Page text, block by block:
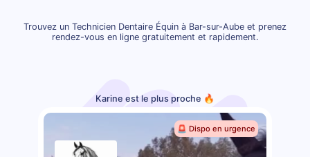
Trouvez un Technicien Dentaire Équin à Bar-sur-Aube et prenez
rendez-vous en ligne gratuitement et rapidement.
Karine est le plus proche 🔥
🚨 Dispo en urgence